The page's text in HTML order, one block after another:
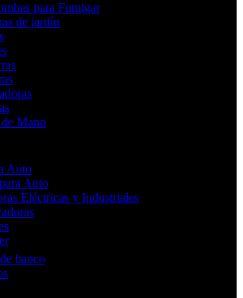
para Fumigar
de jardín
Mano
Auto
Auto
Eléctricas y Industriales
banco